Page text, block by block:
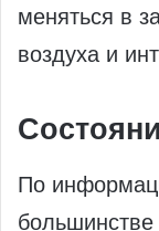
меняться в
воздуха и
По